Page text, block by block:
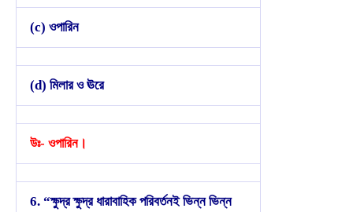
(c) ওপারিন
(d) মিলার ও ঊরে
উঃ- ওপারিন।
6. “ক্ষুদ্র ক্ষুদ্র ধারাবাহিক পরিবর্তনই ভিন্ন ভিন্ন